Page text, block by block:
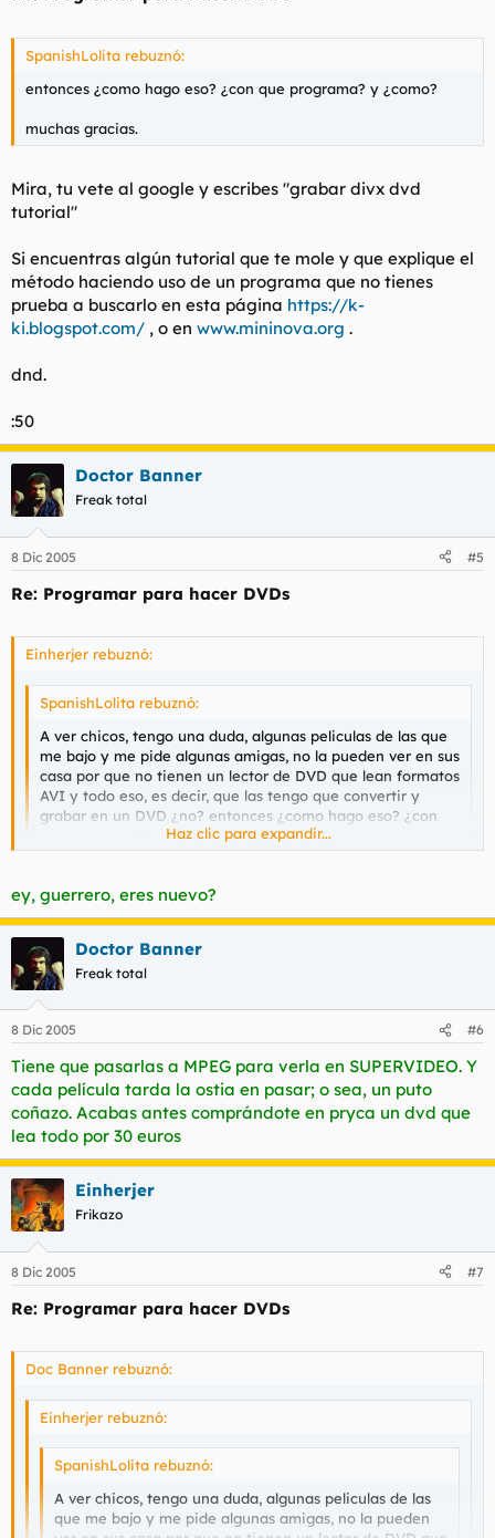
SpanishLolita rebuznó:
entonces ¿como hago eso? ¿con que programa? y ¿como?
muchas gracias.
Mira, tu vete al google y escribes "grabar divx dvd
tutorial"
Si encuentras algún tutorial que te mole y que explique el
método haciendo uso de un programa que no tienes
prueba a buscarlo en esta página https://k-
ki.blogspot.com/ , o en www.mininova.org .
dnd.
:50
Doctor Banner
Freak total
8 Dic 2005 #5
Re: Programar para hacer DVDs
Einherjer rebuznó:
SpanishLolita rebuznó:
A ver chicos, tengo una duda, algunas peliculas de las que
me bajo y me pide algunas amigas, no la pueden ver en sus
casa por que no tienen un lector de DVD que lean formatos
AVI y todo eso, es decir, que las tengo que convertir y
grabar en un DVD ¿no? entonces ¿como hago eso? ¿con
que programa? y ¿como?
LOL
Haz clic para expandir...
ey, guerrero, eres nuevo?
Doctor Banner
Freak total
8 Dic 2005 #6
Tiene que pasarlas a MPEG para verla en SUPERVIDEO. Y
cada película tarda la ostia en pasar; o sea, un puto
coñazo. Acabas antes comprándote en pryca un dvd que
lea todo por 30 euros
Einherjer
Frikazo
8 Dic 2005 #7
Re: Programar para hacer DVDs
Doc Banner rebuznó:
Einherjer rebuznó:
SpanishLolita rebuznó:
A ver chicos, tengo una duda, algunas peliculas de las
que me bajo y me pide algunas amigas, no la pueden